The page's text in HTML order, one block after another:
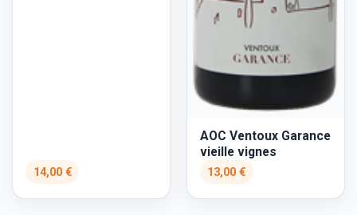
14,00 €
AOC Ventoux Garance
vieille vignes
13,00 €